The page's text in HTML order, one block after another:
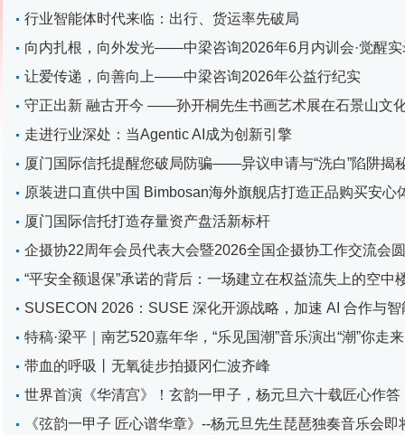
行业智能体时代来临：出行、货运率先破局
向内扎根，向外发光——中梁咨询2026年6月内训会·觉醒实
让爱传递，向善向上——中梁咨询2026年公益行纪实
守正出新 融古开今 ——孙开桐先生书画艺术展在石景山文
走进行业深处：当Agentic AI成为创新引擎
厦门国际信托提醒您破局防骗——异议申请与“洗白”陷阱揭
原装进口直供中国 Bimbosan海外旗舰店打造正品购买安心
厦门国际信托打造存量资产盘活新标杆
企摄协22周年会员代表大会暨2026全国企摄协工作交流会
“平安全额退保”承诺的背后：一场建立在权益流失上的空中
SUSECON 2026：SUSE 深化开源战略，加速 AI 合作与智
特稿·梁平｜南艺520嘉年华，“乐见国潮”音乐演出“潮”你走来
带血的呼吸丨无氧徒步拍摄冈仁波齐峰
世界首演《华清宫》！玄韵一甲子，杨元旦六十载匠心作答
《弦韵一甲子 匠心谱华章》--杨元旦先生琵琶独奏音乐会即